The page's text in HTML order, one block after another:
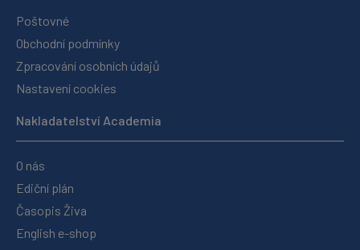
Poštovné
Obchodní podmínky
Zpracování osobních údajů
Nastavení cookies
Nakladatelství Academia
O nás
Ediční plán
Časopis Živa
English e-shop